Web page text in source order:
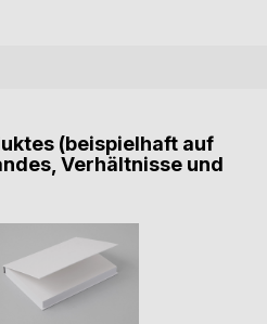
(beispielhaft auf
Verhältnisse und